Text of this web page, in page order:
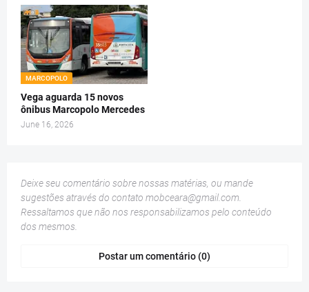
MARCOPOLO
Vega aguarda 15 novos
ônibus Marcopolo Mercedes
June 16, 2026
Deixe seu comentário sobre nossas matérias, ou mande
sugestões através do contato mobceara@gmail.com.
Ressaltamos que não nos responsabilizamos pelo conteúdo
dos mesmos.
Postar um comentário (0)